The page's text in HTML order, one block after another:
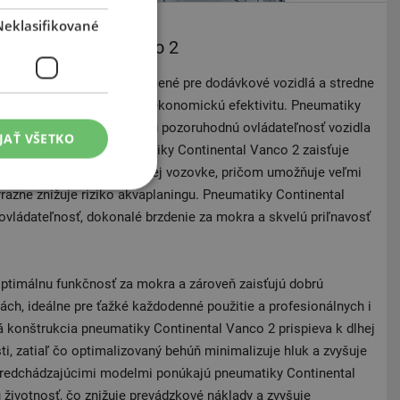
Continental Vanco 2
2 sú letné pneumatiky určené pre dodávkové vozidlá a stredne
spoľahlivosť a ekonomickú efektivitu. Pneumatiky
ramená, ktoré poskytujú pozoruhodnú ovládateľnosť vozidla
dizajn dezénu pneumatiky Continental Vanco 2 zaisťuje
brzdný výkon na mokrej vozovke, pričom umožňuje veľmi
znižuje riziko akvaplaningu. Pneumatiky Continental
dokonalé brzdenie za mokra a skvelú priľnavosť
funkčnosť za mokra a zároveň zaisťujú dobrú
ideálne pre ťažké každodenné použitie a profesionálnych i
konštrukcia pneumatiky Continental Vanco 2 prispieva k dlhej
zatiaľ čo optimalizovaný behúň minimalizuje hluk a zvyšuje
modelmi ponúkajú pneumatiky Continental
čo znižuje prevádzkové náklady a zvyšuje
VŠETKO